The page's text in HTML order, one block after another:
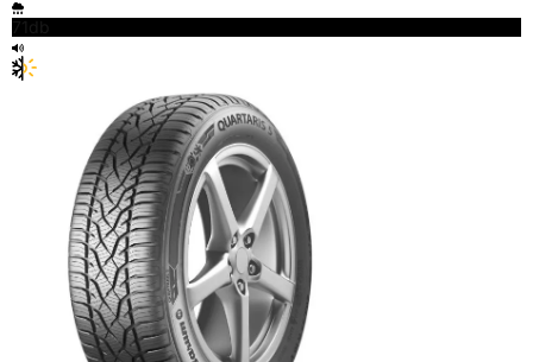
71db